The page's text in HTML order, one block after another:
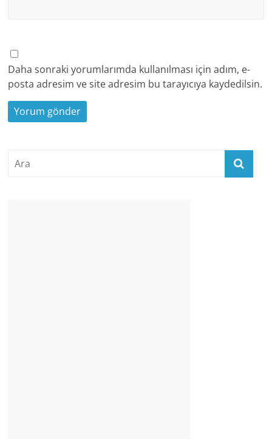
Daha sonraki yorumlarımda kullanılması için adım, e-
posta adresim ve site adresim bu tarayıcıya kaydedilsin.